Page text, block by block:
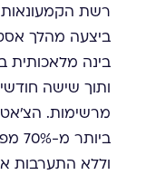
רשת הקמעונאות
ביצעה מהלך
בינה מלאכותית
ותוך שישה
מרשימות. הצ'אט
וללא התערבות